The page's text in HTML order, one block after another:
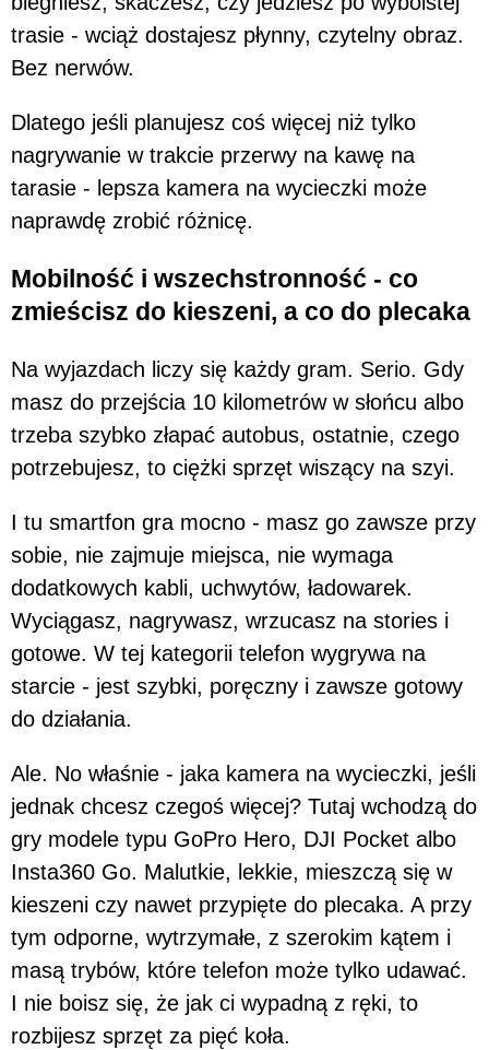
trasie - wciąż dostajesz płynny, czytelny obraz.
Bez nerwów.
Dlatego jeśli planujesz coś więcej niż tylko
nagrywanie w trakcie przerwy na kawę na
tarasie - lepsza kamera na wycieczki może
naprawdę zrobić różnicę.
Mobilność i wszechstronność - co
zmieścisz do kieszeni, a co do plecaka
Na wyjazdach liczy się każdy gram. Serio. Gdy
masz do przejścia 10 kilometrów w słońcu albo
trzeba szybko złapać autobus, ostatnie, czego
potrzebujesz, to ciężki sprzęt wiszący na szyi.
I tu smartfon gra mocno - masz go zawsze przy
sobie, nie zajmuje miejsca, nie wymaga
dodatkowych kabli, uchwytów, ładowarek.
Wyciągasz, nagrywasz, wrzucasz na stories i
gotowe. W tej kategorii telefon wygrywa na
starcie - jest szybki, poręczny i zawsze gotowy
do działania.
Ale. No właśnie - jaka kamera na wycieczki, jeśli
jednak chcesz czegoś więcej? Tutaj wchodzą do
gry modele typu GoPro Hero, DJI Pocket albo
Insta360 Go. Malutkie, lekkie, mieszczą się w
kieszeni czy nawet przypięte do plecaka. A przy
tym odporne, wytrzymałe, z szerokim kątem i
masą trybów, które telefon może tylko udawać.
I nie boisz się, że jak ci wypadną z ręki, to
rozbijesz sprzęt za pięć koła.